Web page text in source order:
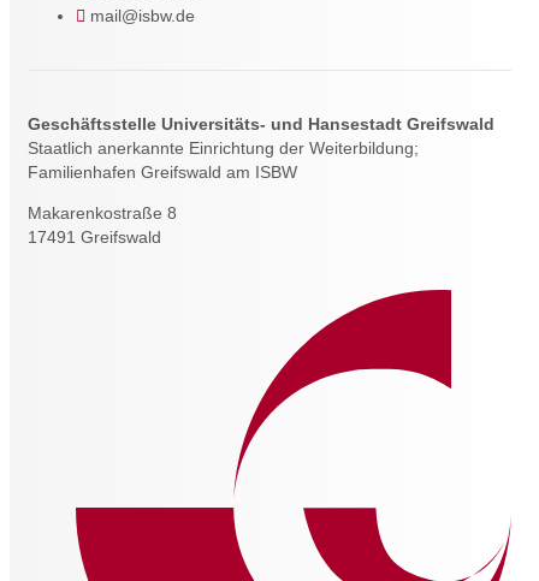
mail@isbw.de
Geschäftsstelle Universitäts- und Hansestadt Greifswald
Staatlich anerkannte Einrichtung der Weiterbildung;
Familienhafen Greifswald am ISBW
Makarenkostraße 8
17491 Greifswald